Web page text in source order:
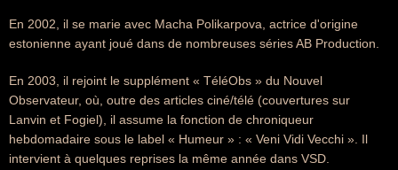
En 2002, il se marie avec Macha Polikarpova, actrice d'origine
estonienne ayant joué dans de nombreuses séries AB Production.
En 2003, il rejoint le supplément « TéléObs » du Nouvel
Observateur, où, outre des articles ciné/télé (couvertures sur
Lanvin et Fogiel), il assume la fonction de chroniqueur
hebdomadaire sous le label « Humeur » : « Veni Vidi Vecchi ». Il
intervient à quelques reprises la même année dans VSD.